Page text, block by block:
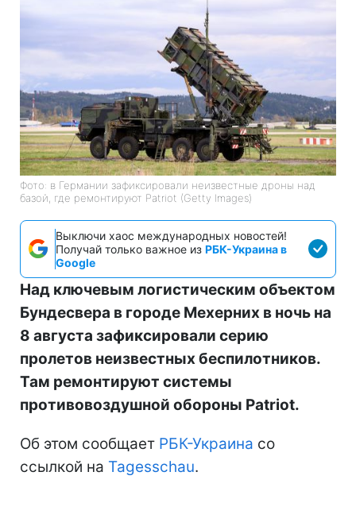
Фото: в Германии зафиксировали неизвестные дроны над
базой, где ремонтируют Patriot (Getty Images)
Выключи хаос международных новостей!
Получай только важное из РБК-Украина в
Google
Над ключевым логистическим объектом
Бундесвера в городе Мехерних в ночь на
8 августа зафиксировали серию
пролетов неизвестных беспилотников.
Там ремонтируют системы
противовоздушной обороны Patriot.
Об этом сообщает РБК-Украина со
ссылкой на Tagesschau.